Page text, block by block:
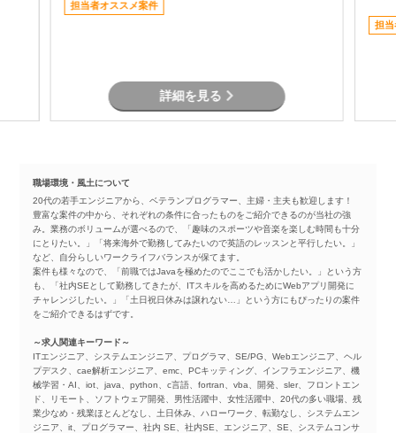
環境の整理および導入展開支援 ・クラウド環
担当者オススメ案件
詳細を見る
担当
職場環境・風土について
20代の若手エンジニアから、ベテランプログラマー、主婦・主夫も歓迎します！
豊富な案件の中から、それぞれの条件に合ったものをご紹介できるのが当社の強
み。業務のボリュームが選べるので、「趣味のスポーツや音楽を楽しむ時間も十分
にとりたい。」「将来海外で勤務してみたいので英語のレッスンと平行したい。」
など、自分らしいワークライフバランスが保てます。
案件も様々なので、「前職ではJavaを極めたのでここでも活かしたい。」という方
も、「社内SEとして勤務してきたが、ITスキルを高めるためにWebアプリ開発に
チャレンジしたい。」「土日祝日休みは譲れない…」という方にもぴったりの案件
をご紹介できるはずです。
～求人関連キーワード～
ITエンジニア、システムエンジニア、プログラマ、SE/PG、Webエンジニア、ヘル
プデスク、cae解析エンジニア、emc、PCキッティング、インフラエンジニア、機
械学習・AI、iot、java、python、c言語、fortran、vba、開発、sler、フロントエン
ド、リモート、ソフトウェア開発、男性活躍中、女性活躍中、20代の多い職場、残
業少なめ・残業ほとんどなし、土日休み、ハローワーク、転勤なし、システムエン
ジニア、it、プログラマー、社内 SE、社内SE、エンジニア、SE、システムコンサ